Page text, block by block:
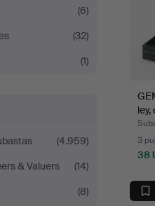
(6)
(32)
(1)
(4.959)
& Valuers
(14)
(8)
3
38